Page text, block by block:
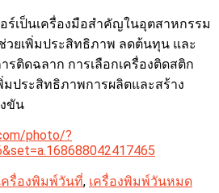
ร์เป็นเครื่องมือสำคัญในอุตสาหกรรม
ยเพิ่มประสิทธิภาพ ลดต้นทุน และ
รติดฉลาก การเลือกเครื่องติดสติก
มประสิทธิภาพการผลิตและสร้าง
ขัน
photo/?
ครื่องพิมพ์วันที่, เครื่องพิมพ์วันหมด